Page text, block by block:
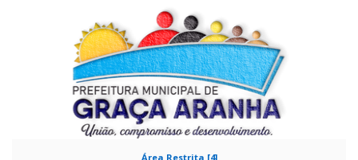
Área Restrita [4]